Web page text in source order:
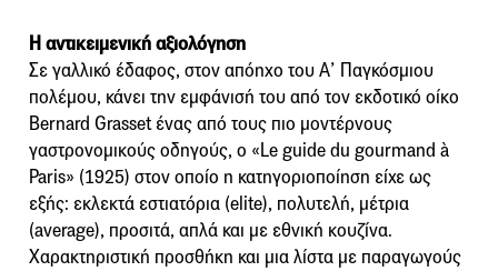
Η αντικειμενική αξιολόγηση
Σε γαλλικό έδαφος, στον απόηχο του Α’ Παγκόσμιου
πολέμου, κάνει την εμφάνισή του από τον εκδοτικό οίκο
Bernard Grasset ένας από τους πιο μοντέρνους
γαστρονομικούς οδηγούς, ο «Le guide du gourmand à
Paris» (1925) στον οποίο η κατηγοριοποίηση είχε ως
εξής: εκλεκτά εστιατόρια (elite), πολυτελή, μέτρια
(average), προσιτά, απλά και με εθνική κουζίνα.
Χαρακτηριστική προσθήκη και μια λίστα με παραγωγούς